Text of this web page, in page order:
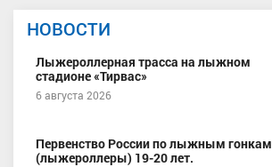
НОВОСТИ
Лыжероллерная трасса на лыжном
стадионе «Тирвас»
6 августа 2026
Первенство России по лыжным гонкам
(лыжероллеры) 19-20 лет.